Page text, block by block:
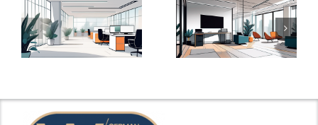
Arbeitgeber-
Zusatzleistungen:
5
inspirierende
Warum
bei
Arbeitgebern